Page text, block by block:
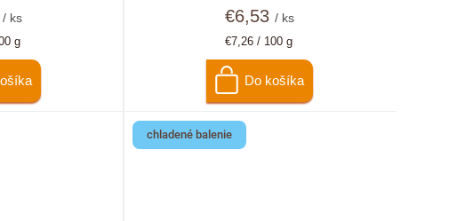
/ ks
g
€6,53/ ks
Jednotková
€7,26 / 100 g
Do košíka
chladené balenie